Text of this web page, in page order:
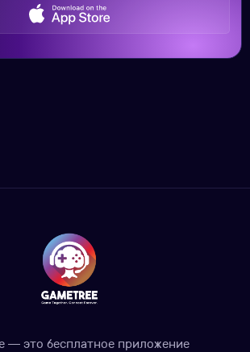
— это бесплатное приложение